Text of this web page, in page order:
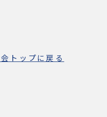
トップに戻る